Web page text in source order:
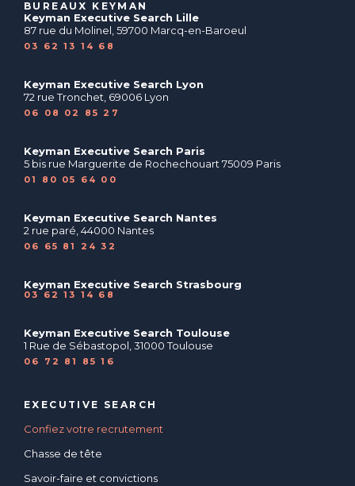
BUREAUX KEYMAN
Keyman Executive Search Lille
87 rue du Molinel, 59700 Marcq-en-Baroeul
03 62 13 14 68
Keyman Executive Search Lyon
72 rue Tronchet, 69006 Lyon
06 08 02 85 27
Keyman Executive Search Paris
5 bis rue Marguerite de Rochechouart 75009 Paris
01 80 05 64 00
Keyman Executive Search Nantes
2 rue paré, 44000 Nantes
06 65 81 24 32
Keyman Executive Search Strasbourg
03 62 13 14 68
Keyman Executive Search Toulouse
1 Rue de Sébastopol, 31000 Toulouse
06 72 81 85 16
EXECUTIVE SEARCH
Confiez votre recrutement
Chasse de tête
Savoir-faire et convictions